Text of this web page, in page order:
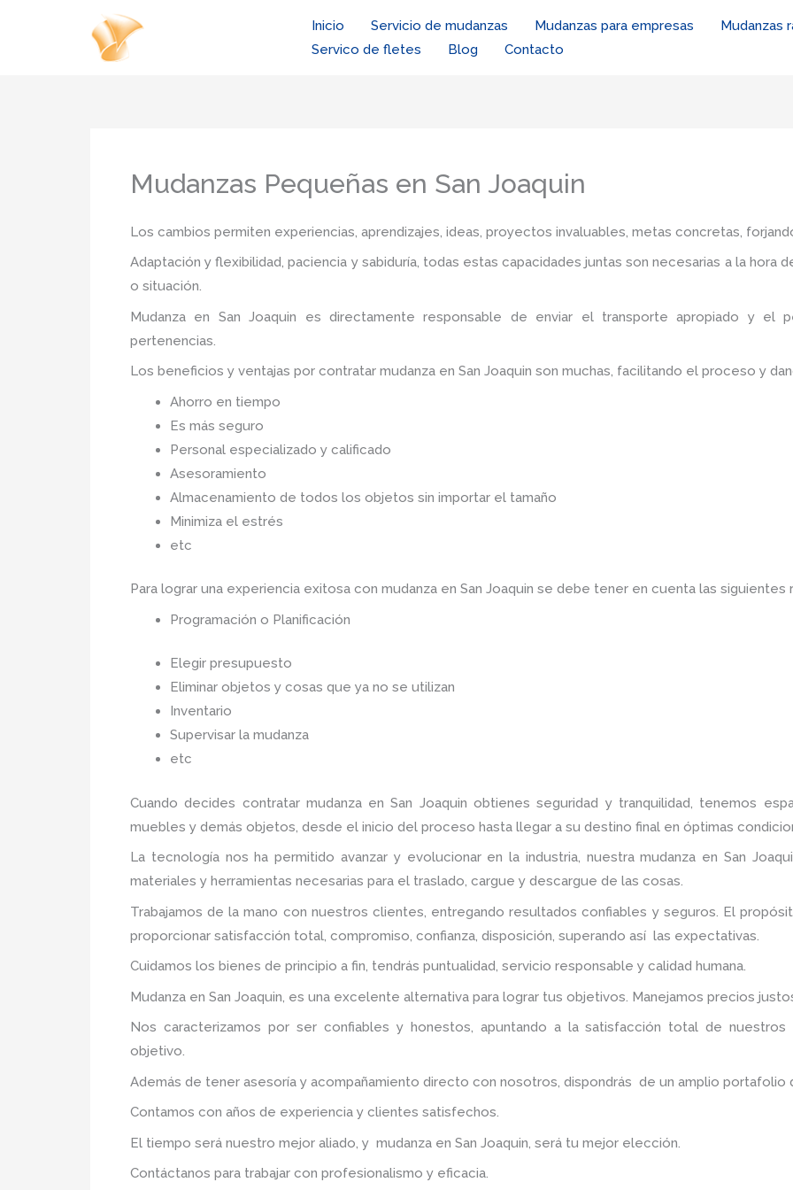
Inicio Servicio de mudanzas Mudanzas para empresas Mudanzas
Servico de fletes
Blog Contacto
Mudanzas Pequeñas en San Joaquin
Los cambios permiten experiencias, aprendizajes, ideas, proyectos invaluables, metas concretas,
Adaptación y flexibilidad, paciencia y sabiduría, todas estas capacidades juntas son necesarias a la hora
o situación.
Mudanza en San Joaquin es directamente responsable de enviar el transporte apropiado y el
pertenencias.
Los beneficios y ventajas por contratar mudanza en San Joaquin son muchas, facilitando el proceso y
Ahorro en tiempo
Es más seguro
Personal especializado y calificado
Asesoramiento
Almacenamiento de todos los objetos sin importar el tamaño
Minimiza el estrés
etc
Para lograr una experiencia exitosa con mudanza en San Joaquin se debe tener en cuenta las siguientes
Programación o Planificación
Elegir presupuesto
Eliminar objetos y cosas que ya no se utilizan
Inventario
Supervisar la mudanza
etc
Cuando decides contratar mudanza en San Joaquin obtienes seguridad y tranquilidad, tenemos
muebles y demás objetos, desde el inicio del proceso hasta llegar a su destino final en óptimas
La tecnología nos ha permitido avanzar y evolucionar en la industria, nuestra mudanza en San
materiales y herramientas necesarias para el traslado, cargue y descargue de las cosas.
Trabajamos de la mano con nuestros clientes, entregando resultados confiables y seguros. El
proporcionar satisfacción total, compromiso, confianza, disposición, superando así las expectativas.
Cuidamos los bienes de principio a fin, tendrás puntualidad, servicio responsable y calidad humana.
Mudanza en San Joaquin, es una excelente alternativa para lograr tus objetivos. Manejamos precios
Nos caracterizamos por ser confiables y honestos, apuntando a la satisfacción total de
objetivo.
Además de tener asesoría y acompañamiento directo con nosotros, dispondrás de un amplio portafolio
Contamos con años de experiencia y clientes satisfechos.
El tiempo será nuestro mejor aliado, y mudanza en San Joaquin , será tu mejor elección.
Contáctanos para trabajar con profesionalismo y eficacia.